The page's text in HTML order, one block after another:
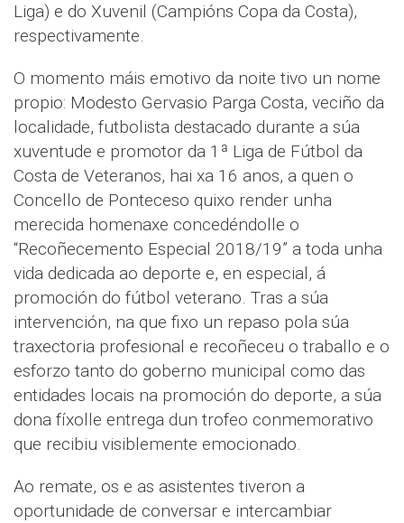
Liga) e do Xuvenil (Campións Copa da Costa),
respectivamente.
O momento máis emotivo da noite tivo un nome
propio: Modesto Gervasio Parga Costa, veciño da
localidade, futbolista destacado durante a súa
xuventude e promotor da 1ª Liga de Fútbol da
Costa de Veteranos, hai xa 16 anos, a quen o
Concello de Ponteceso quixo render unha
merecida homenaxe concedéndolle o
“Recoñecemento Especial 2018/19” a toda unha
vida dedicada ao deporte e, en especial, á
promoción do fútbol veterano. Tras a súa
intervención, na que fixo un repaso pola súa
traxectoria profesional e recoñeceu o traballo e o
esforzo tanto do goberno municipal como das
entidades locais na promoción do deporte, a súa
dona fíxolle entrega dun trofeo conmemorativo
que recibiu visiblemente emocionado.
Ao remate, os e as asistentes tiveron a
oportunidade de conversar e intercambiar